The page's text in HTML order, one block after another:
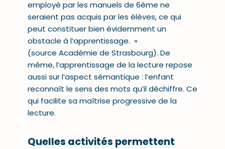
employé par les manuels de 6ème ne
seraient pas acquis par les élèves, ce qui
peut constituer bien évidemment un
obstacle à l’apprentissage. »
(source Académie de Strasbourg). De
même, l’apprentissage de la lecture repose
aussi sur l’aspect sémantique : l’enfant
reconnaît le sens des mots qu’il déchiffre. Ce
qui facilite sa maîtrise progressive de la
lecture.
Quelles activités permettent